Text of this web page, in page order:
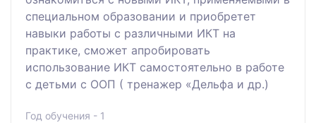
специальном образовании и приобретет
навыки работы с различными ИКТ на
практике, сможет апробировать
использование ИКТ самостоятельно в работе
с детьми с ООП ( тренажер «Дельфа и др.)
Год обучения - 1